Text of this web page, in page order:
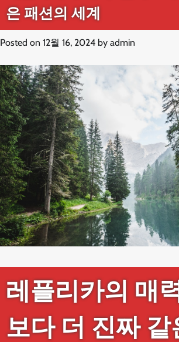
은 패션의 세계
Posted on 12월 16, 2024 by admin
레플리카의 매
보다 더 진짜 같